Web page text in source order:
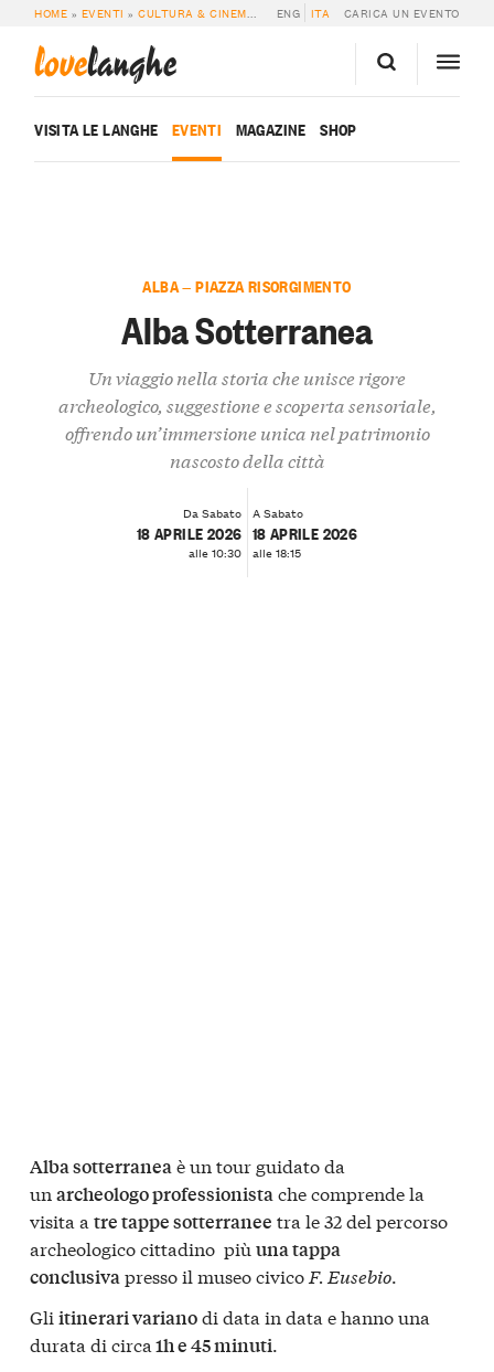
HOME » EVENTI »CULTURA & CINEMA » ALBA SOTTERRANEA
ENG ITA CARICA UN EVENTO
lovelanghe
VISITA LE LANGHE EVENTI MAGAZINE SHOP
ALBA — PIAZZA RISORGIMENTO
Alba Sotterranea
Un viaggio nella storia che unisce rigore
archeologico, suggestione e scoperta sensoriale,
offrendo un’immersione unica nel patrimonio
nascosto della città
Da Sabato
18 APRILE 2026
alle 10:30
A Sabato
18 APRILE 2026
alle 18:15
Alba sotterraneaè un tour guidato da
un archeologo professionistache comprende la
visita a tre tappe sotterranee tra le 32 del percorso
archeologico cittadino più una tappa
conclusivapresso il museo civico F. Eusebio.
Gli itinerari varianodi data in data e hanno una
durata di circa 1h e 45 minuti.